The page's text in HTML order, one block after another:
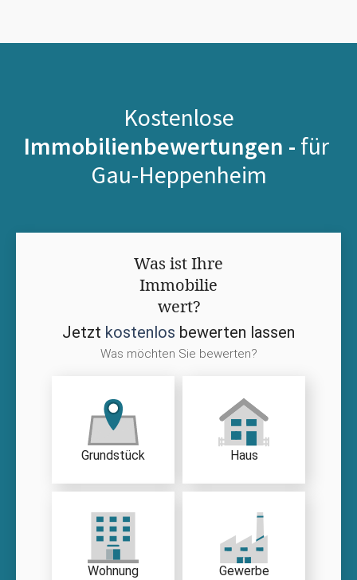
Kostenlose
Immobilienbewertungen - für
Gau-Heppenheim
Was ist Ihre
Immobilie
wert?
Jetzt kostenlos bewerten lassen
Was möchten Sie bewerten?
Grundstück Haus
Wohnung Gewerbe